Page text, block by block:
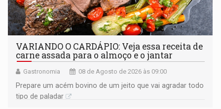
VARIANDO O CARDÁPIO: Veja essa receita de
carne assada para o almoço e o jantar
Gastronomia 08 de Agosto de 2026 às 09:00
Prepare um acém bovino de um jeito que vai agradar todo
tipo de paladar